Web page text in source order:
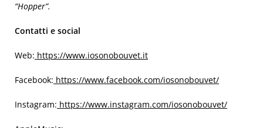
“Hopper”.
Contatti e social
Web: https://www.iosonobouvet.it
Facebook: https://www.facebook.com/iosonobouvet/
Instagram: https://www.instagram.com/iosonobouvet/